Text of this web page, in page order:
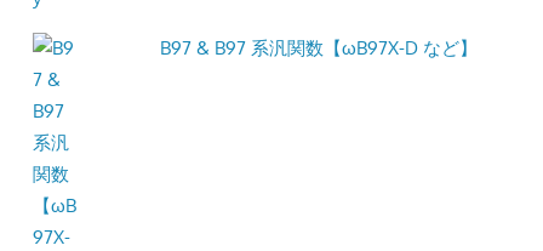
B97 & B97 系汎関数【ωB97X-D など】